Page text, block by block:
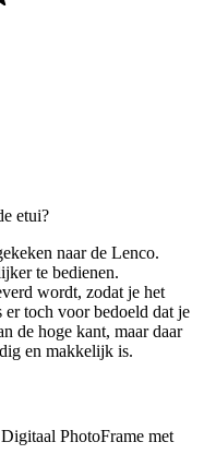
etui?
naar de Lenco.
te bedienen.
wordt, zodat je het
toch voor bedoeld dat je
de hoge kant, maar daar
en makkelijk is.
PhotoFrame met